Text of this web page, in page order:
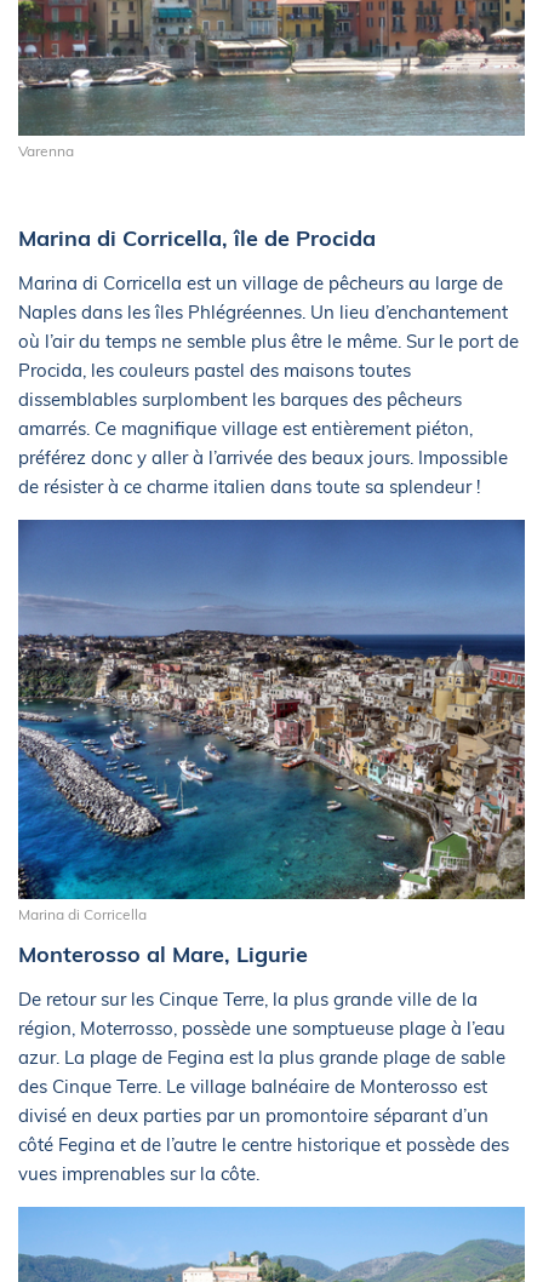
Varenna
Marina di Corricella, île de Procida
Marina di Corricella est un village de pêcheurs au large de
Naples dans les îles Phlégréennes. Un lieu d’enchantement
où l’air du temps ne semble plus être le même. Sur le port de
Procida, les couleurs pastel des maisons toutes
dissemblables surplombent les barques des pêcheurs
amarrés. Ce magnifique village est entièrement piéton,
préférez donc y aller à l’arrivée des beaux jours. Impossible
de résister à ce charme italien dans toute sa splendeur !
Marina di Corricella
Monterosso al Mare, Ligurie
De retour sur les Cinque Terre, la plus grande ville de la
région, Moterrosso, possède une somptueuse plage à l’eau
azur. La plage de Fegina est la plus grande plage de sable
des Cinque Terre. Le village balnéaire de Monterosso est
divisé en deux parties par un promontoire séparant d’un
côté Fegina et de l’autre le centre historique et possède des
vues imprenables sur la côte.